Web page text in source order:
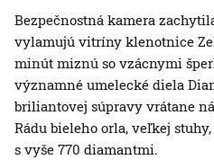
Bezpečnostná kamera
vylamujú vitríny klenotnice
minút miznú so vzácnymi
významné umelecké diela
briliantovej súpravy vrátane
Rádu bieleho orla, veľkej
s vyše 770 diamantmi.